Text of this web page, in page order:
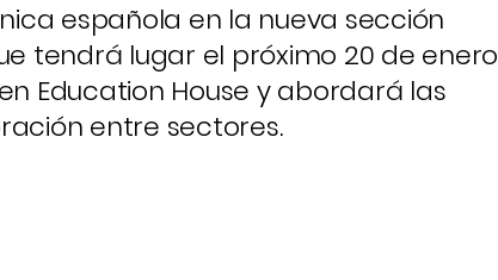
española en la nueva sección
tendrá lugar el próximo 20 de enero
Education House y abordará las
entre sectores.